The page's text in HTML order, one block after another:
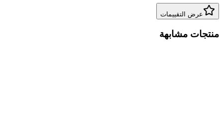
عرض التقييمات
منتجات مشابهة